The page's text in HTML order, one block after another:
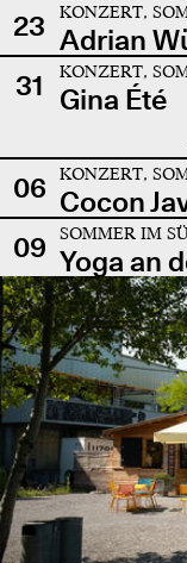
23
KONZERT,
Adrian
31
KONZERT,
Gina Été
06 KONZERT,
Cocon
09
SOMMER IM
Yoga an